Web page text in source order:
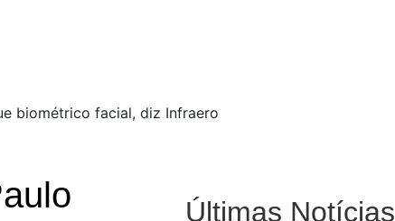
biométrico facial, diz Infraero
Últimas Notícias